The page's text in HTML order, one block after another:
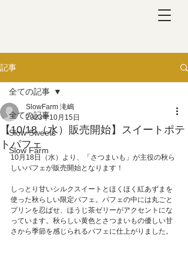
記事
全ての記事
Slow Sweets
Slow Farm
全ての記事
【10/18（水）販売開始】スイートポテ
トパフェ
SlowFarm 滝嶋
2023年10月15日
10月18日（水）より、「さつまいも」が主役の秋ら
しいパフェが販売開始となります！
しっとり甘いシルクスイートとほくほく紅あずまを
使った秋らしい限定パフェ。パフェの中には丸ごと
プリンを忍ばせ、ほうじ茶ゼリーがアクセントにな
っています。秋らしい黄色とさつまいもの優しい甘
さから季節を感じられるパフェに仕上がりました。